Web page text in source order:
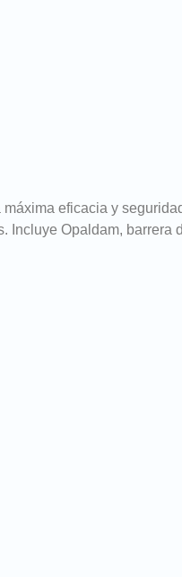
eficacia y
Opaldam, barrera